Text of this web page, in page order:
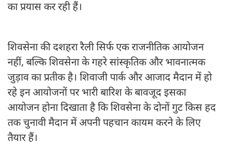
का प्रयास कर रही हैं।
शिवसेना की दशहरा रैली सिर्फ एक राजनीतिक आयोजन
नहीं, बल्कि शिवसेना के गहरे सांस्कृतिक और भावनात्मक
जुड़ाव का प्रतीक है। शिवाजी पार्क और आजाद मैदान में हो
रहे इन आयोजनों पर भारी बारिश के बावजूद इसका
आयोजन होना दिखाता है कि शिवसेना के दोनों गुट किस हद
तक चुनावी मैदान में अपनी पहचान कायम करने के लिए
तैयार हैं।